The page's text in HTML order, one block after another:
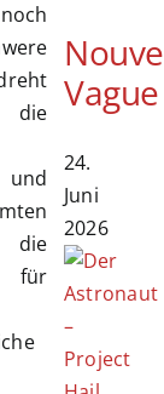
die
für
Vague
24.
Juni
2026